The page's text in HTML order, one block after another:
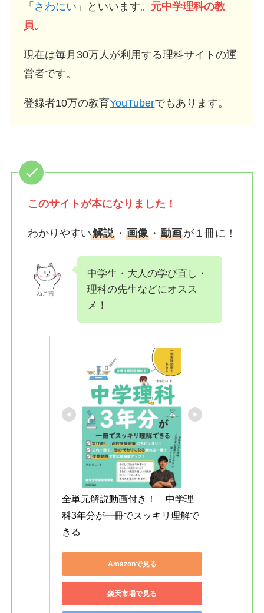
「 さわにい 」といいます。 元中学理科の教
員。
現在は毎月30万人が利用する理科サイトの運
営者です。
登録者10万の教育YouTuberでもあります。
このサイトが本になりました！
わかりやすい解説・ 画像・ 動画が１冊に！
ねこ吉
中学生・大人の学び直し・
理科の先生などにオスス
メ！
全単元解説動画付き！　中学理
科3年分が一冊でスッキリ理解で
きる
Amazonで見る
楽天市場で見る